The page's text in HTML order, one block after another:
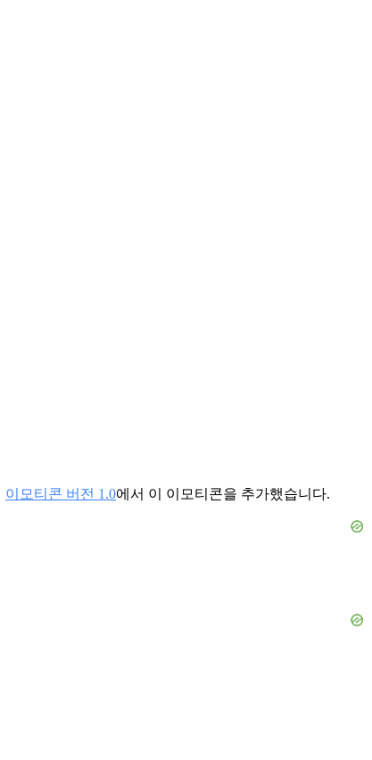
이모티콘 버전 1.0에서 이 이모티콘을 추가했습니다.